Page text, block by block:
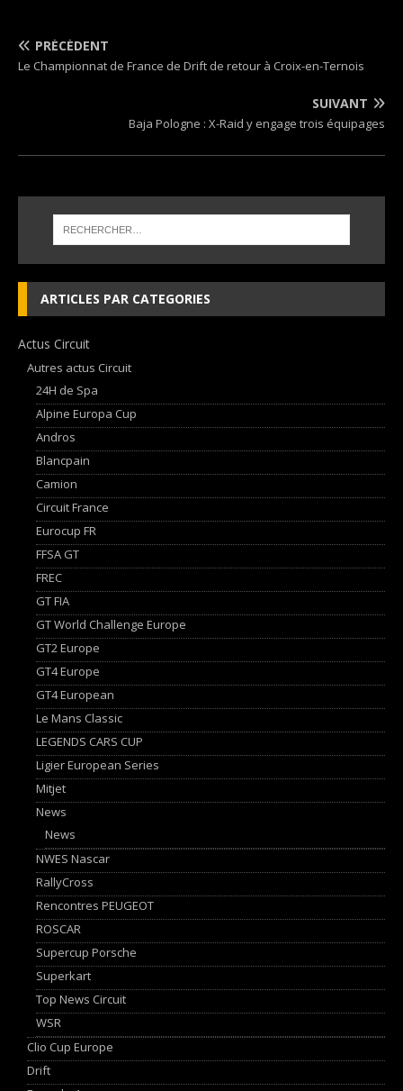
PRÉCÉDENT
Le Championnat de France de Drift de retour à Croix-en-Ternois
SUIVANT
Baja Pologne : X-Raid y engage trois équipages
ARTICLES PAR CATEGORIES
Actus Circuit
Autres actus Circuit
24H de Spa
Alpine Europa Cup
Andros
Blancpain
Camion
Circuit France
Eurocup FR
FFSA GT
FREC
GT FIA
GT World Challenge Europe
GT2 Europe
GT4 Europe
GT4 European
Le Mans Classic
LEGENDS CARS CUP
Ligier European Series
Mitjet
News
News
NWES Nascar
RallyCross
Rencontres PEUGEOT
ROSCAR
Supercup Porsche
Superkart
Top News Circuit
WSR
Clio Cup Europe
Drift